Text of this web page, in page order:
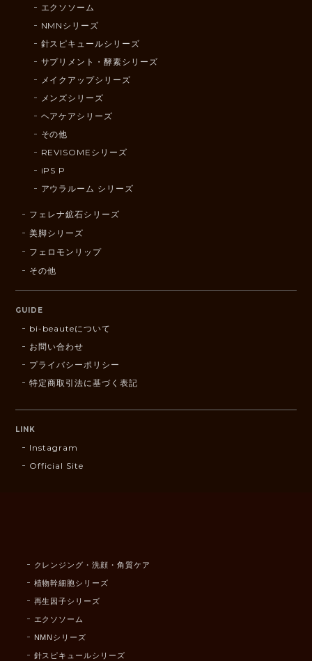
エクソソーム
NMNシリーズ
針スピキュールシリーズ
サプリメント・酵素シリーズ
メイクアップシリーズ
メンズシリーズ
ヘアケアシリーズ
その他
REVISOMEシリーズ
iPS P
アウラルーム シリーズ
フェレナ鉱石シリーズ
美脚シリーズ
フェロモンリップ
その他
GUIDE
bi-beauteについて
お問い合わせ
プライバシーポリシー
特定商取引法に基づく表記
LINK
Instagram
Official Site
クレンジング・洗顔・角質ケア
植物幹細胞シリーズ
再生因子シリーズ
エクソソーム
NMNシリーズ
針スピキュールシリーズ